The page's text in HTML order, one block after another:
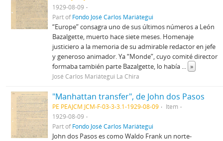
1929-08-09
Part ofFondo José Carlos Mariátegui
“Europe” consagra uno de sus últimos números a León
Bazalgette, muerto hace siete meses. Homenaje
justiciero a la memoria de su admirable redactor en jefe
y generoso animador. Ya “Monde”, cuyo comité director
formaba también parte Bazalgette, lo había ... »
José Carlos Mariátegui La Chira
"Manhattan transfer", de John dos Pasos
PE PEAJCM JCM-F-03-3-3.1-1929-08-09
Item
1929-08-09
Part ofFondo José Carlos Mariátegui
John dos Pasos es como Waldo Frank un norte-